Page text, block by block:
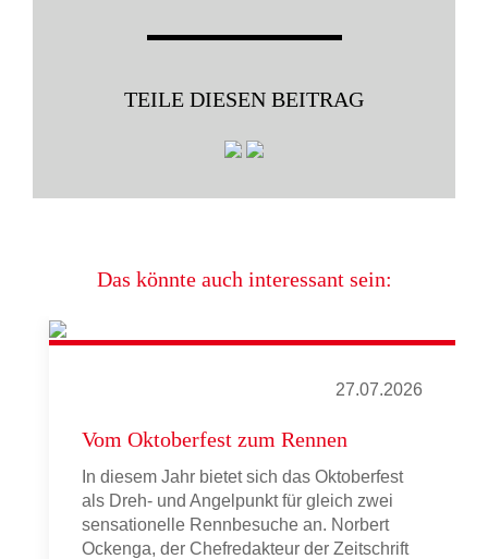
TEILE DIESEN BEITRAG
Das könnte auch interessant sein:
27.07.2026
Vom Oktoberfest zum Rennen
In diesem Jahr bietet sich das Oktoberfest
als Dreh- und Angelpunkt für gleich zwei
sensationelle Rennbesuche an. Norbert
Ockenga, der Chefredakteur der Zeitschrift